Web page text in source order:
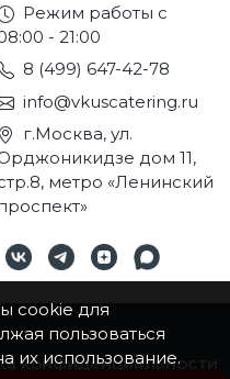
Режим работы с
- 21:00
8 (499) 647-42-78
info@vkuscatering.ru
г.Москва, ул.
дом 11,
метро «Ленинский
конфиденциальности
cookie для
пользоваться
их использование.